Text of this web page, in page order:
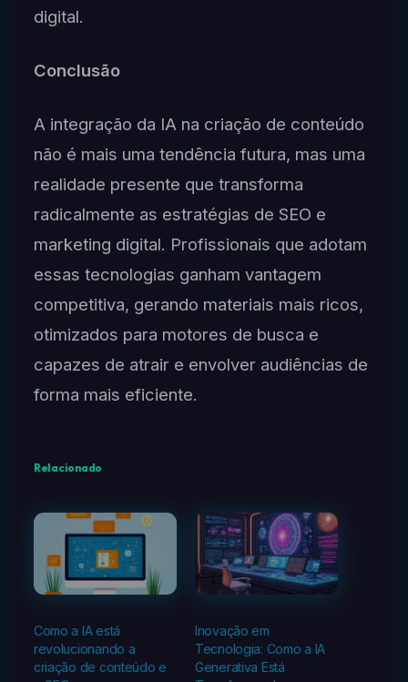
digital.
Conclusão
A integração da IA na criação de conteúdo
não é mais uma tendência futura, mas uma
realidade presente que transforma
radicalmente as estratégias de SEO e
marketing digital. Profissionais que adotam
essas tecnologias ganham vantagem
competitiva, gerando materiais mais ricos,
otimizados para motores de busca e
capazes de atrair e envolver audiências de
forma mais eficiente.
Relacionado
Como a IA está
revolucionando a
criação de conteúdo e
Inovação em
Tecnologia: Como a IA
Generativa Está